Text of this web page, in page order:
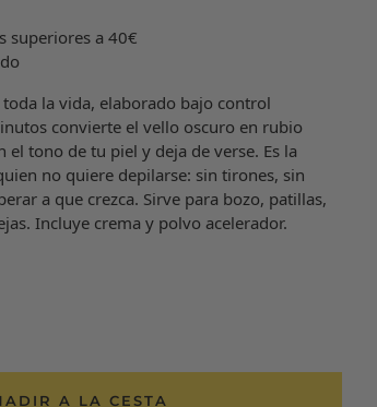
superiores a 40€
la vida, elaborado bajo control
convierte el vello oscuro en rubio
el tono de tu piel y deja de verse. Es la
no quiere depilarse: sin tirones, sin
a que crezca. Sirve para bozo, patillas,
Incluye crema y polvo acelerador.
A LA CESTA